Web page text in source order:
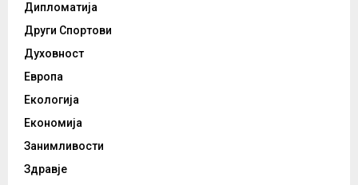
Дипломатија
Други Спортови
Духовност
Европа
Екологија
Економија
Занимливости
Здравје